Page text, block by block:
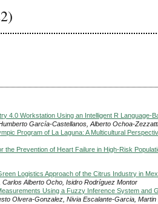
4.0 Workstation Using an Intelligent R Language-
García-Castellanos, Alberto Ochoa-
Program of La Laguna: A Multicultural
the Prevention of Heart Failure in High-Risk
Logistics Approach of the Citrus Industry in
Carlos Alberto Ocho, Isidro Rodríguez Montor
Using a Fuzzy Inference System and
Olvera-Gonzalez, Nivia Escalante-Garcia,